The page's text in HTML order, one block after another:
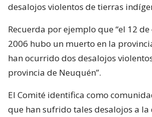
desalojos violentos de tierras
Recuerda por ejemplo que “el 12
2006 hubo un muerto en la
han ocurrido dos desalojos
provincia de Neuquén”.
El Comité identifica como
que han sufrido tales desalojos a la